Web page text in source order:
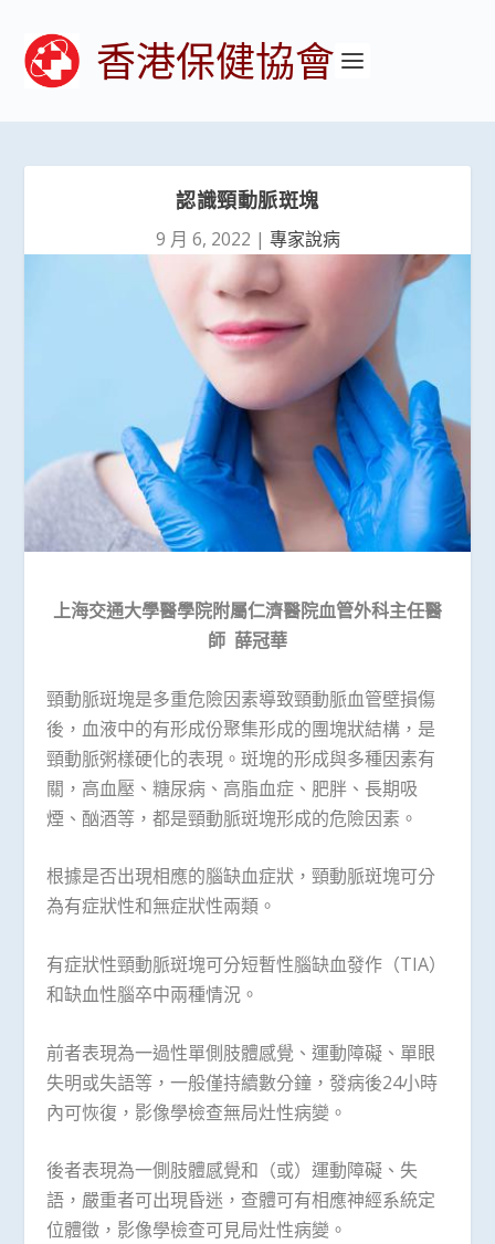
香港保健協會
認識頸動脈斑塊
9 月 6, 2022 | 專家說病
上海交通大學醫學院附屬仁濟醫院血管外科主任醫
師 薛冠華
頸動脈斑塊是多重危險因素導致頸動脈血管壁損傷
後，血液中的有形成份聚集形成的團塊狀結構，是
頸動脈粥樣硬化的表現。斑塊的形成與多種因素有
關，高血壓、糖尿病、高脂血症、肥胖、長期吸
煙、酗酒等，都是頸動脈斑塊形成的危險因素。
根據是否出現相應的腦缺血症狀，頸動脈斑塊可分
為有症狀性和無症狀性兩類。
有症狀性頸動脈斑塊可分短暫性腦缺血發作（TIA）
和缺血性腦卒中兩種情況。
前者表現為一過性單側肢體感覺、運動障礙、單眼
失明或失語等，一般僅持續數分鐘，發病後24小時
內可恢復，影像學檢查無局灶性病變。
後者表現為一側肢體感覺和（或）運動障礙、失
語，嚴重者可出現昏迷，查體可有相應神經系統定
位體徵，影像學檢查可見局灶性病變。